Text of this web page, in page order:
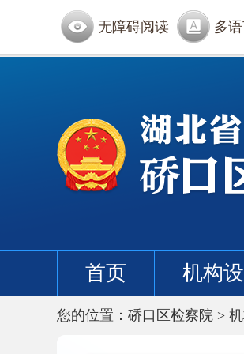
无障碍阅读 多
首页 机构
您的位置： 硚口区检察院 >